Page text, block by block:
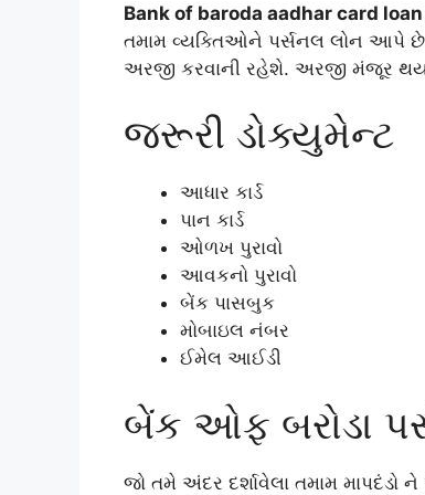
Bank of baroda aadhar card
તમામ વ્યક્તિઓને પર્સનલ લોન આપે
અરજી કરવાની રહેશે. અરજી મંજૂર
જરૂરી ડોક્યુમેન્ટ
આધાર કાર્ડ
પાન કાર્ડ
ઓળખ પુરાવો
આવકનો પુરાવો
બેંક પાસબુક
મોબાઇલ નંબર
ઈમેલ આઈડી
બેંક ઓફ બરોડા
જો તમે અંદર દર્શાવેલા તમામ માપદંડો